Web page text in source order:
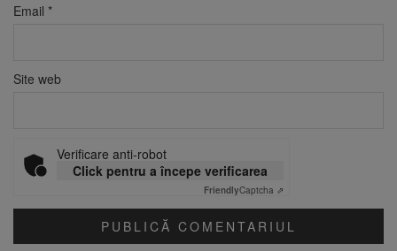
Email *
Site web
Verificare anti-robot
Click pentru a începe verificarea
FriendlyCaptcha ⇗